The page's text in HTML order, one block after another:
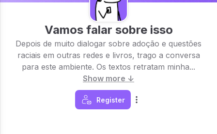
Vamos falar sobre isso
Depois de muito dialogar sobre adoção e questões
raciais em outras redes e livros, trago a conversa
para este ambiente. Os textos retratam minha...
Show more ↓
Register